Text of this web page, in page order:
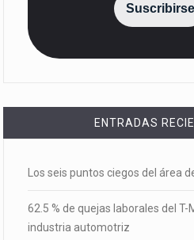
Suscribirse
ENTRADAS
Los seis puntos ciegos del área
62.5 % de quejas laborales del T-
industria automotriz